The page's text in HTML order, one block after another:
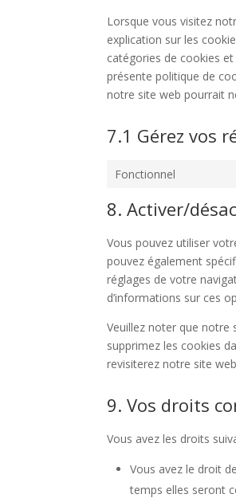
Lorsque vous visitez
explication sur les
catégories de cookies
présente politique de
notre site web pourrait
7.1 Gérez vos
Fonctionnel
8. Activer/
Vous pouvez utiliser
pouvez également
réglages de votre
d’informations sur ces
Veuillez noter que notre
supprimez les cookies
revisiterez notre site
9. Vos droits
Vous avez les droits
Vous avez le droit
temps elles seront